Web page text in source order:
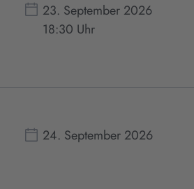
23. September 2026
18:30 Uhr
24. September 2026